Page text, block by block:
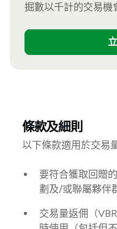
掘數以千計的交易機
條款及細則
以下條款適用於交易
要符合獲取回贈
劃及/或聯屬夥伴
交易量返佣（